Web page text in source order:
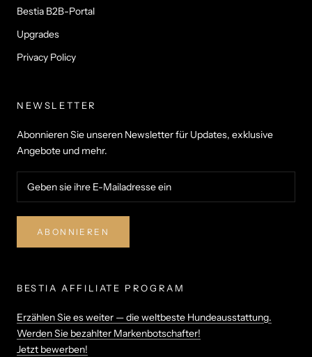
Bestia B2B-Portal
Upgrades
Privacy Policy
NEWSLETTER
Abonnieren Sie unseren Newsletter für Updates, exklusive
Angebote und mehr.
ABONNIEREN
BESTIA AFFILIATE PROGRAM
Erzählen Sie es weiter — die weltbeste Hundeausstattung.
Werden Sie bezahlter Markenbotschafter!
Jetzt bewerben!